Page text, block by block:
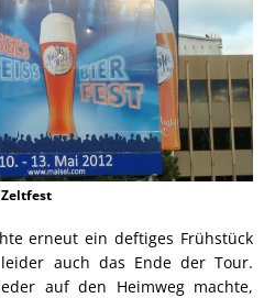
erneut ein deftiges Frühstück
auch das Ende der Tour.
auf den Heimweg machte,